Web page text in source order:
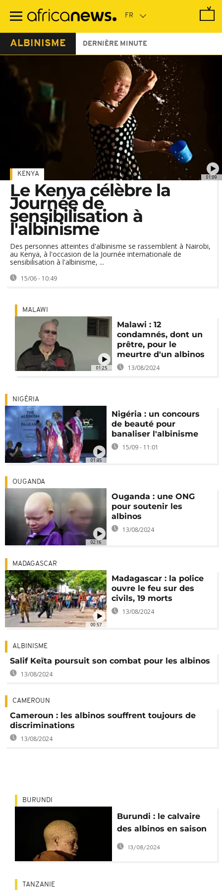
contenu
ALBINISME DERNIÈRE MINUTE
01:09
KENYA
Le Kenya célèbre la
Journée de
sensibilisation à
l'albinisme
Des personnes atteintes d'albinisme se rassemblent à Nairobi,
au Kenya, à l'occasion de la Journée internationale de
sensibilisation à l'albinisme, ...
15/06 - 10:49
01:25
MALAWI
Malawi : 12
condamnés, dont un
prêtre, pour le
meurtre d'un albinos
13/08/2024
01:45
NIGÉRIA
Nigéria : un concours
de beauté pour
banaliser l'albinisme
15/09 - 11:01
02:16
OUGANDA
Ouganda : une ONG
pour soutenir les
albinos
13/08/2024
00:57
MADAGASCAR
Madagascar : la police
ouvre le feu sur des
civils, 19 morts
13/08/2024
ALBINISME
Salif Keïta poursuit son combat pour les albinos
13/08/2024
CAMEROUN
Cameroun : les albinos souffrent toujours de
discriminations
13/08/2024
BURUNDI
Burundi : le calvaire
des albinos en saison
sèche
13/08/2024
TANZANIE